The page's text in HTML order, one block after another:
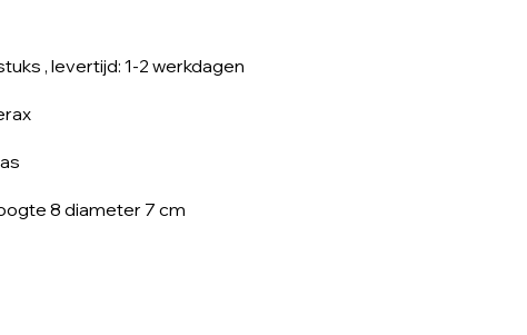
, levertijd: 1-2 werkdagen
8 diameter 7 cm